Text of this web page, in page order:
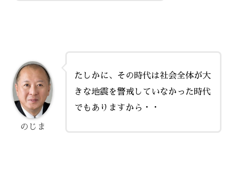
たしかに、その時代は社会全体が大
きな地震を警戒していなかった時代
でもありますから・・
のじま